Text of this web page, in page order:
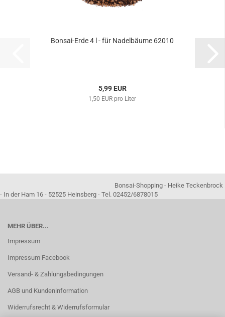
Bonsai-Erde 4 l - für Nadelbäume 62010
5,99 EUR
1,50 EUR pro Liter
Bonsai-Shopping - Heike Teckenbrock
- In der Ham 16 - 52525 Heinsberg - Tel. 02452/6878015
MEHR ÜBER...
Impressum
Impressum Facebook
Versand- & Zahlungsbedingungen
AGB und Kundeninformation
Widerrufsrecht & Widerrufsformular